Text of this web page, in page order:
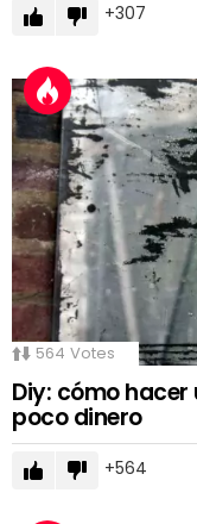
307
564 Votes
Diy: cómo
poco dinero
564